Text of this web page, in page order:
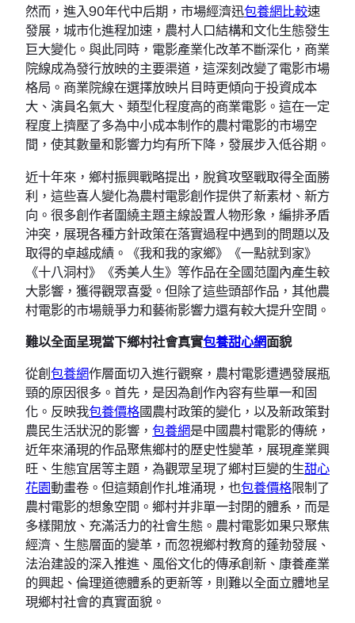
然而，進入90年代中后期，市場經濟迅包養網比較速
發展，城市化進程加速，農村人口結構和文化生態發生
巨大變化。與此同時，電影產業化改革不斷深化，商業
院線成為發行放映的主要渠道，這深刻改變了電影市場
格局。商業院線在選擇放映片目時更傾向于投資成本
大、演員名氣大、類型化程度高的商業電影。這在一定
程度上擠壓了多為中小成本制作的農村電影的市場空
間，使其數量和影響力均有所下降，發展步入低谷期。
近十年來，鄉村振興戰略提出，脫貧攻堅戰取得全面勝
利，這些喜人變化為農村電影創作提供了新素材、新方
向。很多創作者圍繞主題主線設置人物形象，編排矛盾
沖突，展現各種方針政策在落實過程中遇到的問題以及
取得的卓越成績。《我和我的家鄉》《一點就到家》
《十八洞村》《秀美人生》等作品在全國范圍內產生較
大影響，獲得觀眾喜愛。但除了這些頭部作品，其他農
村電影的市場競爭力和藝術影響力還有較大提升空間。
難以全面呈現當下鄉村社會真實包養甜心網面貌
從創包養網作層面切入進行觀察，農村電影遭遇發展瓶
頸的原因很多。首先，是因為創作內容有些單一和固
化。反映我包養價格國農村政策的變化，以及新政策對
農民生活狀況的影響， 包養網是中國農村電影的傳統，
近年來涌現的作品聚焦鄉村的歷史性變革，展現產業興
旺、生態宜居等主題，為觀眾呈現了鄉村巨變的生甜心
花園動畫卷。但這類創作扎堆涌現，也包養價格限制了
農村電影的想象空間。鄉村并非單一封閉的體系，而是
多樣開放、充滿活力的社會生態。農村電影如果只聚焦
經濟、生態層面的變革，而忽視鄉村教育的蓬勃發展、
法治建設的深入推進、風俗文化的傳承創新、康養產業
的興起、倫理道德體系的更新等，則難以全面立體地呈
現鄉村社會的真實面貌。